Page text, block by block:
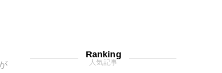
Ranking
人気記事